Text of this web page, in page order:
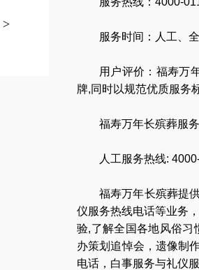
>
服务时间：人工、
用户评价：福寿万
牌,同时以规范优质服务
福寿万年长殡葬服
人工服务热线:
福寿万年长殡葬提
仪服务热线电话等业务
验,了解全国各地风俗习
办策划追悼会 ， 遗像制
电话 ， 白事服务与礼仪